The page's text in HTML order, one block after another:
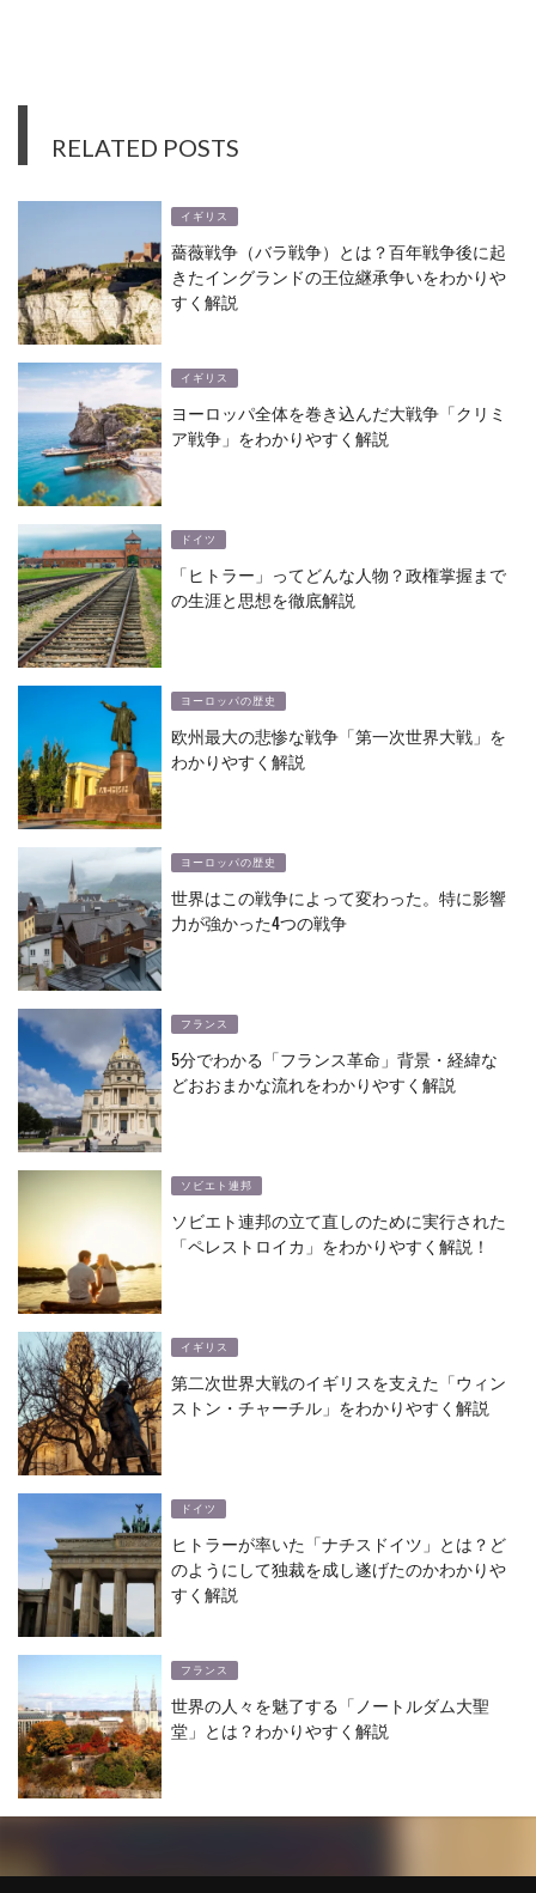
RELATED POSTS
イギリス
薔薇戦争（バラ戦争）とは？百年戦争後に起
きたイングランドの王位継承争いをわかりや
すく解説
イギリス
ヨーロッパ全体を巻き込んだ大戦争「クリミ
ア戦争」をわかりやすく解説
ドイツ
「ヒトラー」ってどんな人物？政権掌握まで
の生涯と思想を徹底解説
ヨーロッパの歴史
欧州最大の悲惨な戦争「第一次世界大戦」を
わかりやすく解説
ヨーロッパの歴史
世界はこの戦争によって変わった。特に影響
力が強かった4つの戦争
フランス
5分でわかる「フランス革命」背景・経緯な
どおおまかな流れをわかりやすく解説
ソビエト連邦
ソビエト連邦の立て直しのために実行された
「ペレストロイカ」をわかりやすく解説！
イギリス
第二次世界大戦のイギリスを支えた「ウィン
ストン・チャーチル」をわかりやすく解説
ドイツ
ヒトラーが率いた「ナチスドイツ」とは？ど
のようにして独裁を成し遂げたのかわかりや
すく解説
フランス
世界の人々を魅了する「ノートルダム大聖
堂」とは？わかりやすく解説